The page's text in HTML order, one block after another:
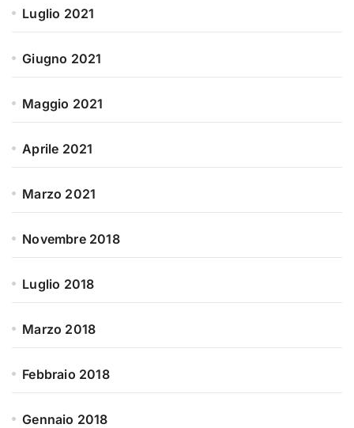
Luglio 2021
Giugno 2021
Maggio 2021
Aprile 2021
Marzo 2021
Novembre 2018
Luglio 2018
Marzo 2018
Febbraio 2018
Gennaio 2018